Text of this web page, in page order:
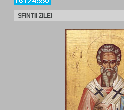
SFINTII ZILEI